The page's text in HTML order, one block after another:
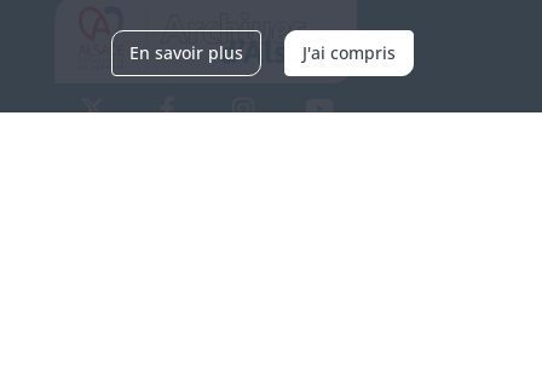
En savoir plus J'ai compris